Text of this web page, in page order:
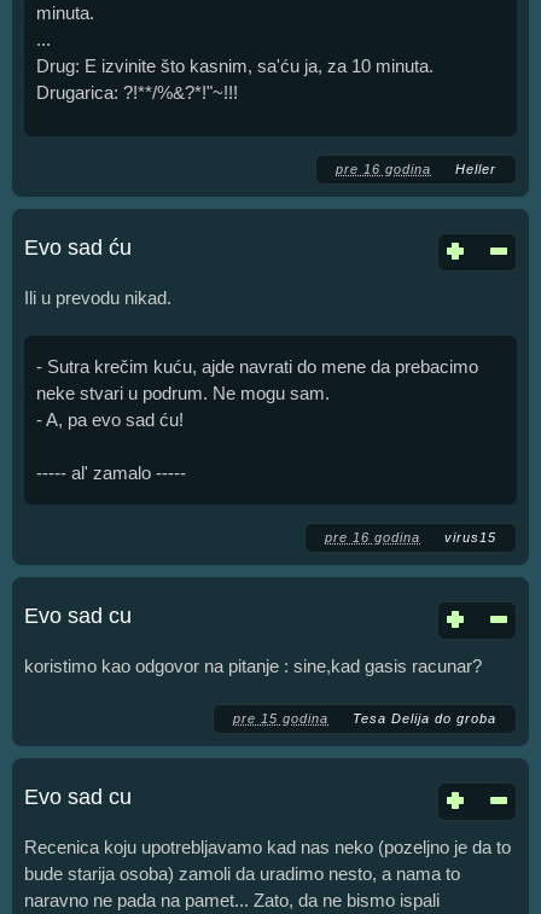
minuta.
...
Drug: E izvinite što kasnim, sa'ću ja, za 10 minuta.
Drugarica: ?!**/%&?*!"~!!!
pre 16 godina Heller
Evo sad ću
Ili u prevodu nikad.
- Sutra krečim kuću, ajde navrati do mene da prebacimo
neke stvari u podrum. Ne mogu sam.
- A, pa evo sad ću!
----- al' zamalo -----
pre 16 godina virus15
Evo sad cu
koristimo kao odgovor na pitanje : sine,kad gasis racunar?
pre 15 godina Tesa Delija do groba
Evo sad cu
Recenica koju upotrebljavamo kad nas neko (pozeljno je da to
bude starija osoba) zamoli da uradimo nesto, a nama to
naravno ne pada na pamet... Zato, da ne bismo ispali